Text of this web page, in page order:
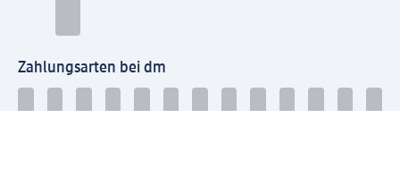
Zahlungsarten bei dm